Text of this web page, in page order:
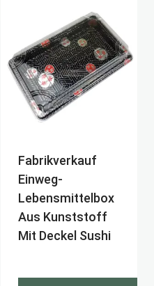
Fabrikverkauf
Einweg-
Lebensmittelbox
Aus Kunststoff
Mit Deckel Sushi